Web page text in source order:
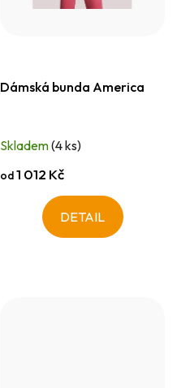
Dámská bunda America
Skladem(4 ks)
od1 012 Kč
DETAIL